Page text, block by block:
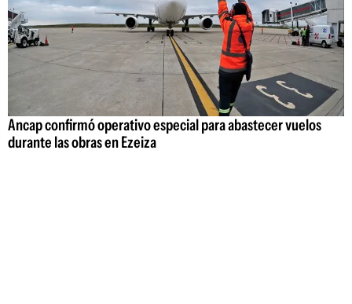
Ancap confirmó operativo especial para abastecer vuelos
durante las obras en Ezeiza